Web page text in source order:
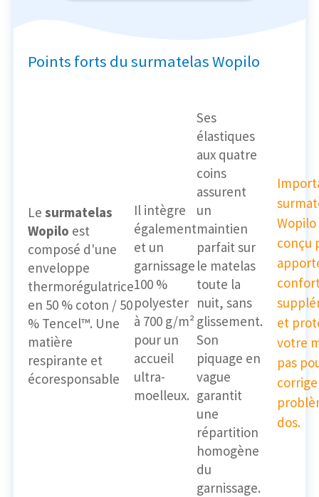
Points forts du surmatelas Wopilo
Le surmatelas
Wopilo est
composé d'une
enveloppe
thermorégulatrice
en 50 % coton / 50
% Tencel™. Une
matière
respirante et
écoresponsable
Il intègre
également
et un
garnissage
100 %
polyester
à 700 g/m²
pour un
accueil
ultra-
moelleux.
Ses
élastiques
aux quatre
coins
assurent
un
maintien
parfait sur
le matelas
toute la
nuit, sans
glissement.
Son
piquage en
vague
garantit
une
répartition
homogène
du
garnissage.
conçu
et
votre
pas
dos.